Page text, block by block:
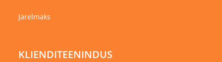
Järelmaks
KLIENDITEENINDUS